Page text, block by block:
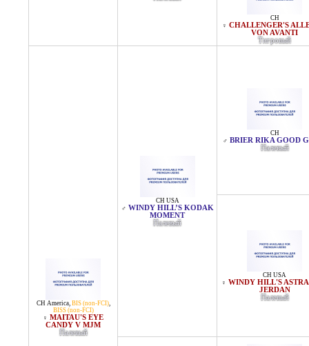
CH
♀ CHALLENGER'S
VON AVANTI
Тигровый
CH America, BIS (non-FCI),
BISS (non-FCI)
♀ MAITAU'S EYE
CANDY V MJM
Палевый
CH USA
♂ WINDY HILL’S KODAK
MOMENT
Палевый
CH
♂ BRIER RIKA GOOD
Палевый
CH USA
♀ WINDY HILL'S
JERDAN
Палевый